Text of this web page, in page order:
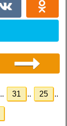
.. 31 .. 25 ..